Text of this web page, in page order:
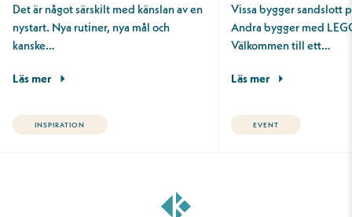
Det är något särskilt med känslan av en
nystart. Nya rutiner, nya mål och
kanske…
Läs mer
INSPIRATION
Vissa bygger sandslott
Andra bygger med
Välkommen till ett…
Läs mer
EVENT